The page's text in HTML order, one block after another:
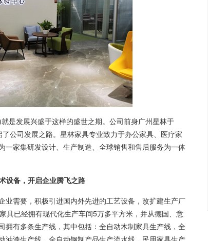
发展兴盛于这样的盛世之期。公司前身广州星林于
公司发展之路。星林家具专业致力于办公家具、医疗家
一家集研发设计、生产制造、全球销售和售后服务为一体
备，开启企业腾飞之路
需要，积极引进国内外先进的工艺设备，改扩建生产厂
具已经拥有现代化生产车间5万多平方米，并从德国、意
拥有多条生产线，其中包括：全自动木制家具生产线，全
油漆生产线，全自动钢制产品生产流水线，民用家具生产